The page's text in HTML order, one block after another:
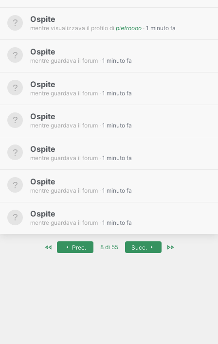
Ospite
mentre visualizzava il profilo di pietroooo 1 minuto fa
Ospite
mentre guardava il forum 1 minuto fa
Ospite
mentre guardava il forum 1 minuto fa
Ospite
mentre guardava il forum 1 minuto fa
Ospite
mentre guardava il forum 1 minuto fa
Ospite
mentre guardava il forum 1 minuto fa
Ospite
mentre guardava il forum 1 minuto fa
Primo Prec. 8 di 55 Succ.